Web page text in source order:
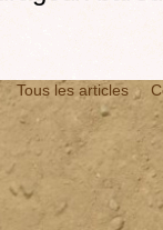
Tous les articles